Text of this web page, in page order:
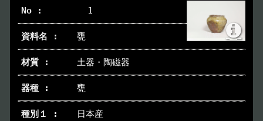
1
甕
土器・陶磁器
甕
日本産